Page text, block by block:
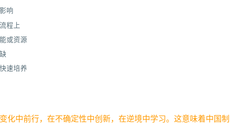
响
程上
或资源
速培养
化中前行，在不确定性中创新，在逆境中学习。这意味着中国制